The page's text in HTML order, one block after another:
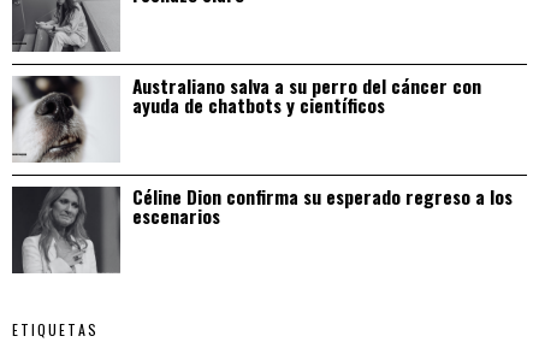
Australiano salva a su perro del cáncer con
ayuda de chatbots y científicos
Céline Dion confirma su esperado regreso a los
escenarios
ETIQUETAS